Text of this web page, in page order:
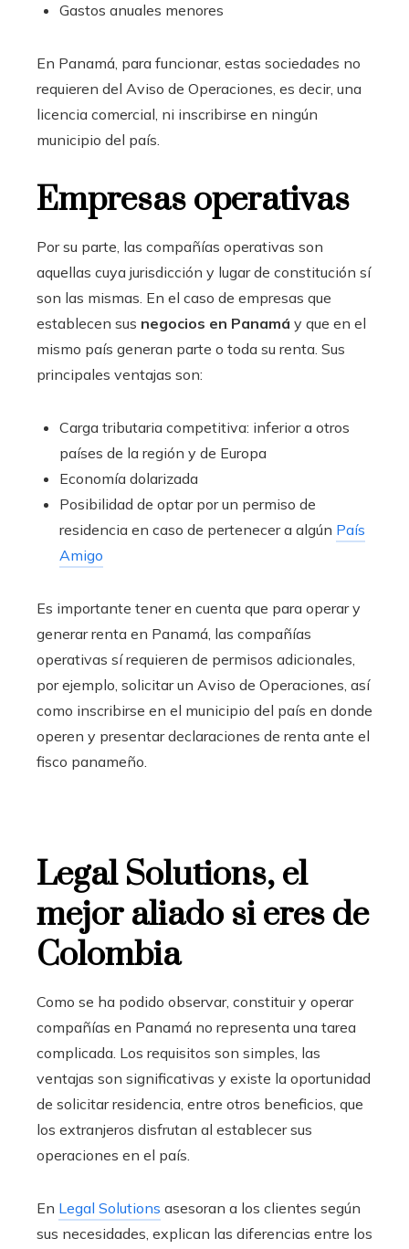
Gastos anuales menores
En Panamá, para funcionar, estas sociedades no
requieren del Aviso de Operaciones, es decir, una
licencia comercial, ni inscribirse en ningún
municipio del país.
Empresas operativas
Por su parte, las compañías operativas son
aquellas cuya jurisdicción y lugar de constitución sí
son las mismas. En el caso de empresas que
establecen sus negocios en Panamá y que en el
mismo país generan parte o toda su renta. Sus
principales ventajas son:
Carga tributaria competitiva: inferior a otros
países de la región y de Europa
Economía dolarizada
Posibilidad de optar por un permiso de
residencia en caso de pertenecer a algún País
Amigo
Es importante tener en cuenta que para operar y
generar renta en Panamá, las compañías
operativas sí requieren de permisos adicionales,
por ejemplo, solicitar un Aviso de Operaciones, así
como inscribirse en el municipio del país en donde
operen y presentar declaraciones de renta ante el
fisco panameño.
Legal Solutions, el
mejor aliado si eres de
Colombia
Como se ha podido observar, constituir y operar
compañías en Panamá no representa una tarea
complicada. Los requisitos son simples, las
ventajas son significativas y existe la oportunidad
de solicitar residencia, entre otros beneficios, que
los extranjeros disfrutan al establecer sus
operaciones en el país.
En Legal Solutions asesoran a los clientes según
sus necesidades, explican las diferencias entre los